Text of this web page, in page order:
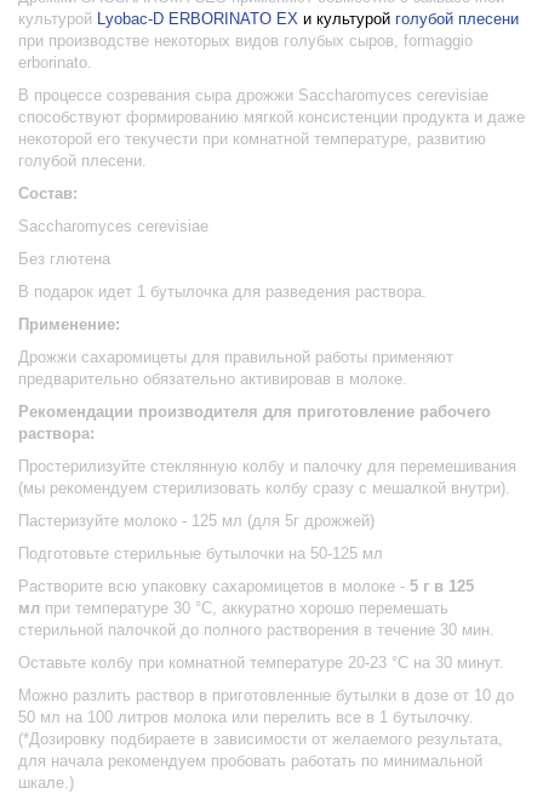
культурой Lyobac-D ERBORINATO EX и культурой голубой плесени
при производстве некоторых видов голубых сыров, formaggio
erborinato.
В процессе созревания сыра дрожжи Saccharomyces cerevisiae
способствуют формированию мягкой консистенции продукта и даже
некоторой его текучести при комнатной температуре, развитию
голубой плесени.
Состав:
Saccharomyces cerevisiae
Без глютена
В подарок идет 1 бутылочка для разведения раствора.
Применение:
Дрожжи сахаромицеты для правильной работы применяют
предварительно обязательно активировав в молоке.
Рекомендации производителя для приготовление рабочего
раствора:
Простерилизуйте стеклянную колбу и палочку для перемешивания
(мы рекомендуем стерилизовать колбу сразу с мешалкой внутри).
Пастеризуйте молоко - 125 мл (для 5г дрожжей)
Подготовьте стерильные бутылочки на 50-125 мл
Растворите всю упаковку сахаромицетов в молоке - 5 г в 125
мл при температуре 30 °C, аккуратно хорошо перемешать
стерильной палочкой до полного растворения в течение 30 мин.
Оставьте колбу при комнатной температуре 20-23 °C на 30 минут.
Можно разлить раствор в приготовленные бутылки в дозе от 10 до
50 мл на 100 литров молока или перелить все в 1 бутылочку.
(*Дозировку подбираете в зависимости от желаемого результата,
для начала рекомендуем пробовать работать по минимальной
шкале.)